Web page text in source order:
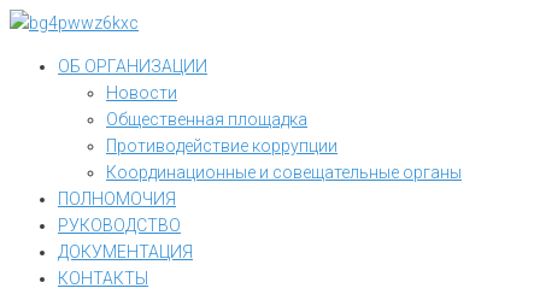
Перейти
контентуОБ ОРГАНИЗАЦИИ
Новости
Общественная площадка
Противодействие коррупции
Координационные и совещательные органы
ПОЛНОМОЧИЯ
РУКОВОДСТВО
ДОКУМЕНТАЦИЯ
КОНТАКТЫ